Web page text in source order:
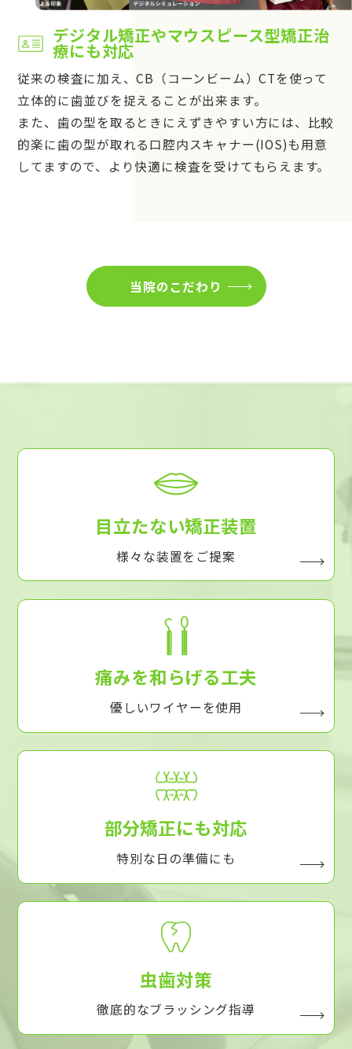
デジタル矯正やマウスピース型矯正治
療にも対応
従来の検査に加え、CB（コーンビーム）CTを使って
立体的に歯並びを捉えることが出来ます。
また、歯の型を取るときにえずきやすい方には、比較
的楽に歯の型が取れる口腔内スキャナー(IOS)も用意
してますので、より快適に検査を受けてもらえます。
当院のこだわり
目立たない矯正装置
様々な装置をご提案
痛みを和らげる工夫
優しいワイヤーを使用
部分矯正にも対応
特別な日の準備にも
虫歯対策
徹底的なブラッシング指導